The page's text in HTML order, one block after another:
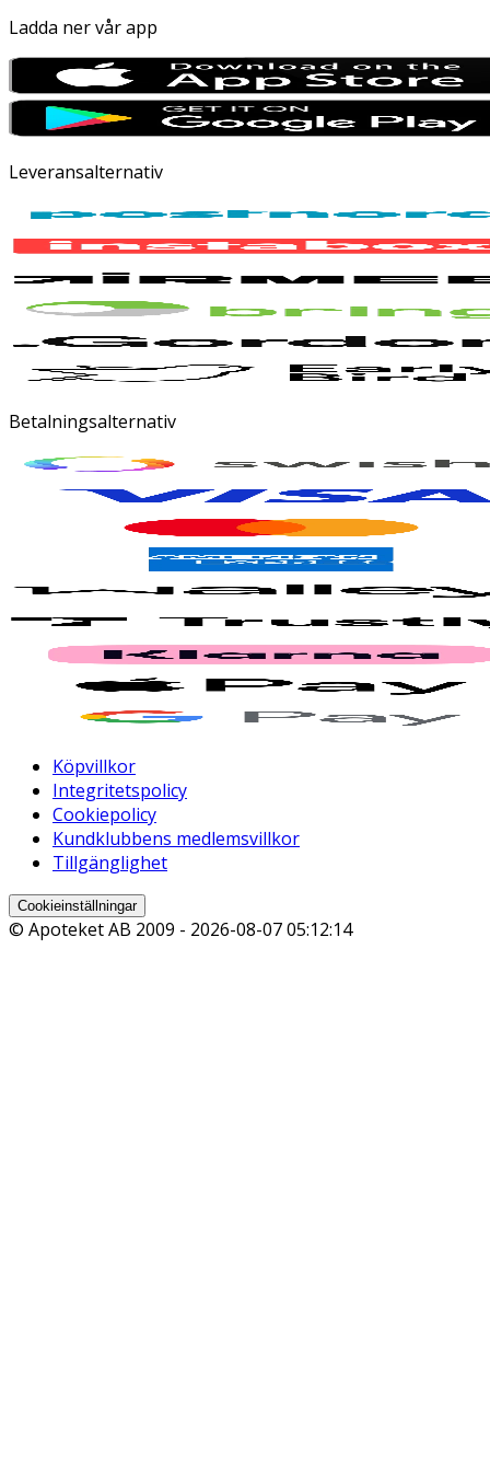
Ladda ner vår app
Leveransalternativ
Betalningsalternativ
Köpvillkor
Integritetspolicy
Cookiepolicy
Kundklubbens medlemsvillkor
Tillgänglighet
Cookieinställningar
© Apoteket AB 2009 - 2026-08-07 05:12:14